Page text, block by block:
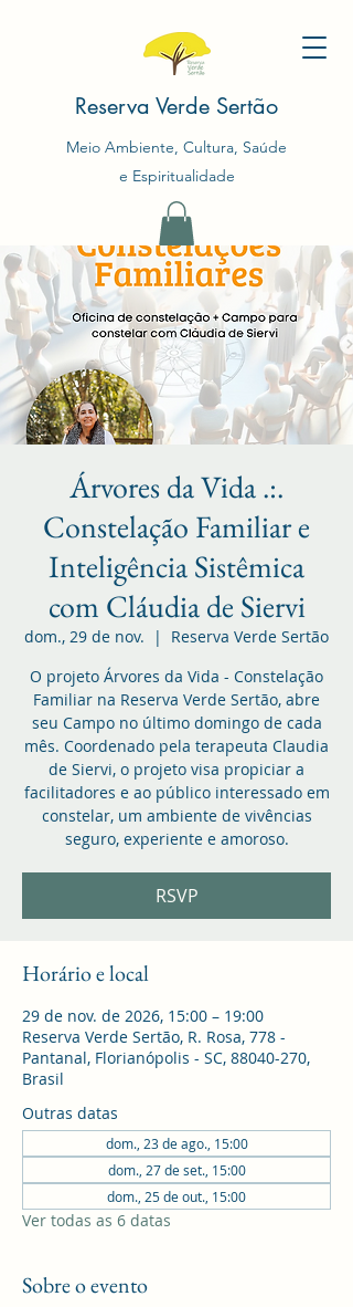
Reserva Verde Sertão
Meio Ambiente, Cultura, Saúde
e Espiritualidade
Árvores da Vida .:.
Constelação Familiar e
Inteligência Sistêmica
com Cláudia de Siervi
dom., 29 de nov.
  |
Reserva Verde Sertão
O projeto Árvores da Vida - Constelação
Familiar na Reserva Verde Sertão, abre
seu Campo no último domingo de cada
mês. Coordenado pela terapeuta Claudia
de Siervi, o projeto visa propiciar a
facilitadores e ao público interessado em
constelar, um ambiente de vivências
seguro, experiente e amoroso.
RSVP
Horário e local
29 de nov. de 2026, 15:00 – 19:00
Reserva Verde Sertão, R. Rosa, 778 -
Pantanal, Florianópolis - SC, 88040-270,
Brasil
Outras datas
dom., 23 de ago., 15:00
dom., 27 de set., 15:00
dom., 25 de out., 15:00
Ver todas as 6 datas
Sobre o evento